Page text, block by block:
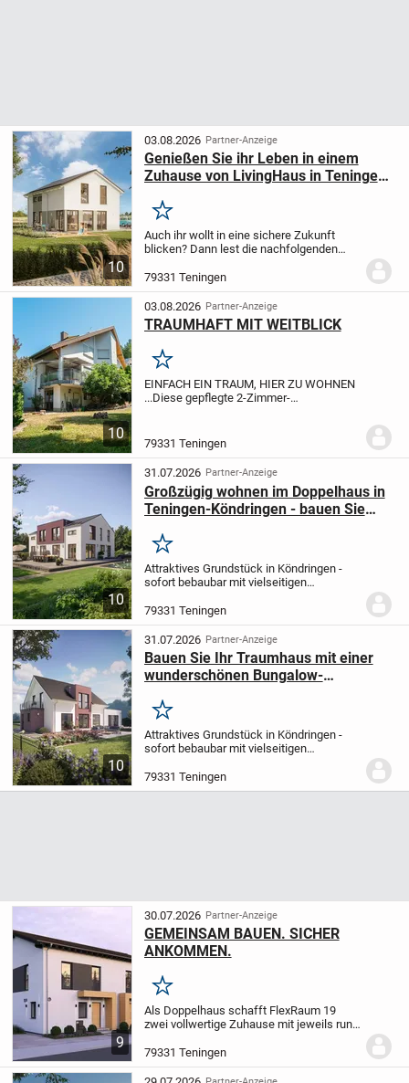
10
03.08.2026 Partner-Anzeige
Genießen Sie ihr Leben in einem
Zuhause von LivingHaus in Teningen
Merken
Auch ihr wollt in eine sichere Zukunft
blicken? Dann lest die nachfolgenden
euch, wenn euch der erste Eindruck
schon mal gefällt. Ich freue mich, euch
bald...
79331 Teningen
10
03.08.2026 Partner-Anzeige
TRAUMHAFT MIT WEITBLICK
Merken
EINFACH EIN TRAUM, HIER ZU WOHNEN
...Diese gepflegte 2-Zimmer-
gehobenen Ausstattung und einer
komfortablen Wohnfläche von ca....
79331 Teningen
10
31.07.2026 Partner-Anzeige
Großzügig wohnen im Doppelhaus in
Teningen-Köndringen - bauen Sie
Grundstück !
Merken
Attraktives Grundstück in Köndringen -
sofort bebaubar mit vielseitigen
Köndringen erwartet Sie dieses
wunderschöne, ca. 418m² große
Grundstück, das kurzfristig...
79331 Teningen
10
31.07.2026 Partner-Anzeige
Bauen Sie Ihr Traumhaus mit einer
wunderschönen Bungalow-
Köndringen!
Merken
Attraktives Grundstück in Köndringen -
sofort bebaubar mit vielseitigen
Köndringen erwartet Sie dieses
wunderschöne, ca. 840 m² große
79331 Teningen
9
30.07.2026 Partner-Anzeige
GEMEINSAM BAUEN. SICHER
ANKOMMEN.
Merken
Als Doppelhaus schafft FlexRaum 19
zwei vollwertige Zuhause mit jeweils rund
dargestelltenSatteldachvariante. Jede
Haushälfte bietet drei Schlafzimmer, zwei
Bäder und einen...
79331 Teningen